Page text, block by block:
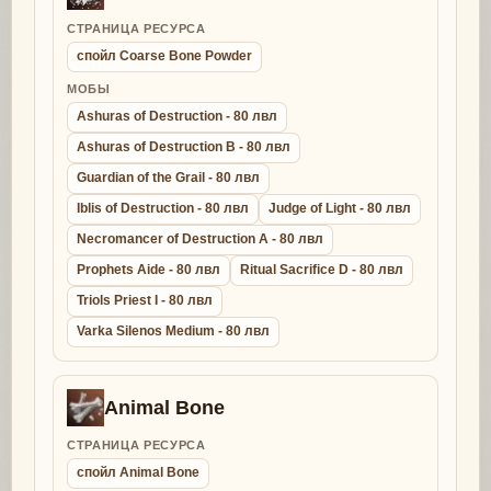
СТРАНИЦА РЕСУРСА
спойл Coarse Bone Powder
МОБЫ
Ashuras of Destruction - 80 лвл
Ashuras of Destruction B - 80 лвл
Guardian of the Grail - 80 лвл
Iblis of Destruction - 80 лвл
Judge of Light - 80 лвл
Necromancer of Destruction A - 80 лвл
Prophets Aide - 80 лвл
Ritual Sacrifice D - 80 лвл
Triols Priest I - 80 лвл
Varka Silenos Medium - 80 лвл
Animal Bone
СТРАНИЦА РЕСУРСА
спойл Animal Bone